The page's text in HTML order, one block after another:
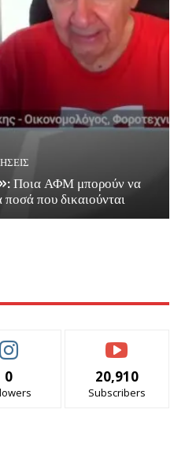
Ποια ΑΦΜ μπορούν να
που δικαιούνται
0 20,910
Subscribers